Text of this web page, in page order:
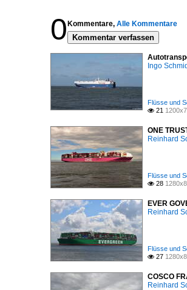
0 Kommentare, Alle Kommentare
Kommentar verfassen
Ingo
Flüsse und
 21
ONE
Reinhard
Flüsse und
 28
EVER
Reinhard
Flüsse und
 27
COSCO
Reinhard